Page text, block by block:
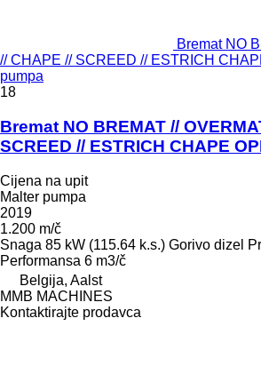
Bremat NO
// CHAPE // SCREED // ESTRICH
pumpa
18
Bremat NO BREMAT //
SCREED // ESTRICH CHAPE
Cijena na upit
Malter pumpa
2019
1.200 m/č
Snaga 85 kW (115.64 k.s.) Gorivo dizel
Performansa 6 m3/č
Belgija, Aalst
MMB MACHINES
Kontaktirajte prodavca